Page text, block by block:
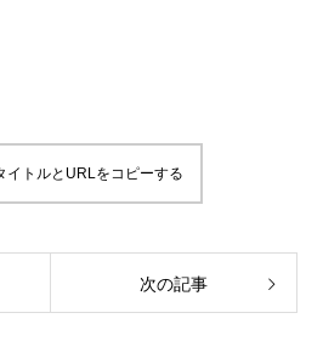
イトルとURLをコピーする
次の記事